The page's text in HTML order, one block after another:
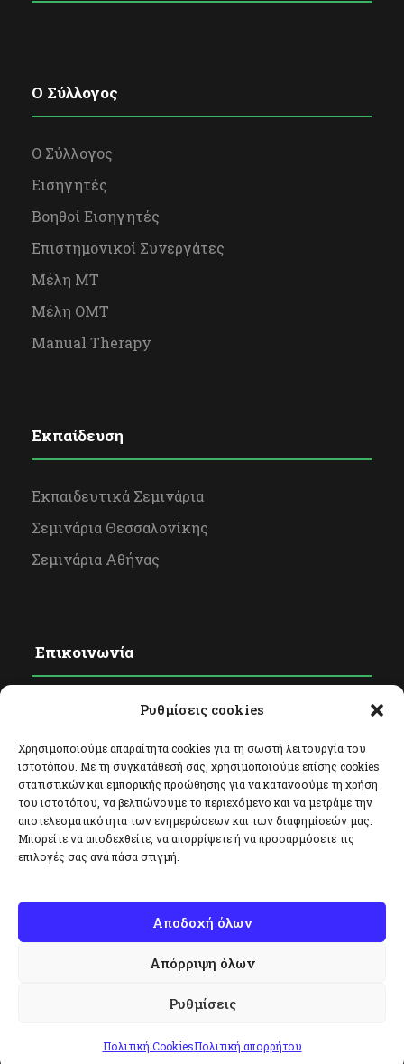
Ρυθμίσεις cookies
Χρησιμοποιούμε απαραίτητα cookies για τη σωστή λειτουργία του
ιστοτόπου. Με τη συγκατάθεσή σας, χρησιμοποιούμε επίσης cookies
στατιστικών και εμπορικής προώθησης για να κατανοούμε τη χρήση
του ιστοτόπου, να βελτιώνουμε το περιεχόμενο και να μετράμε την
αποτελεσματικότητα των ενημερώσεων και των διαφημίσεών μας.
Μπορείτε να αποδεχθείτε, να απορρίψετε ή να προσαρμόσετε τις
επιλογές σας ανά πάσα στιγμή.
Αποδοχή όλων
Απόρριψη όλων
Ρυθμίσεις
Πολιτική CookiesΠολιτική απορρήτου
O Σύλλογος
Ο Σύλλογος
Εισηγητές
Βοηθοί Εισηγητές
Επιστημονικοί Συνεργάτες
Μέλη ΜΤ
Μέλη OΜΤ
Manual Therapy
Εκπαίδευση
Εκπαιδευτικά Σεμινάρια
Σεμινάρια Θεσσαλονίκης
Σεμινάρια Αθήνας
Επικοινωνία
Φόρμα Επικοινωνίας
Facebook
Twitter
Instagram
Copyright All Right Reserved 2020, Σύλλογος
Φυσικοθεραπευτών Χειροθεραπευτών Ελλάδας.